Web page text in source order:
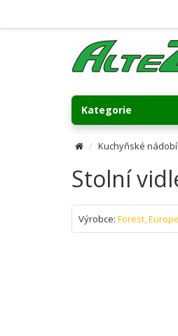
Kategorie
Kuchyňské
Stolní
Výrobce: Forest, Europe